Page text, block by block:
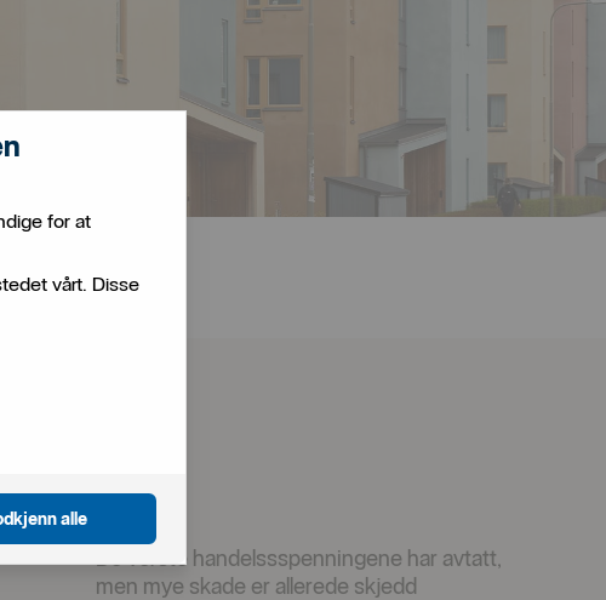
for at
vårt. Disse
alle
De verste handelssspenningene har avtatt,
men mye skade er allerede skjedd